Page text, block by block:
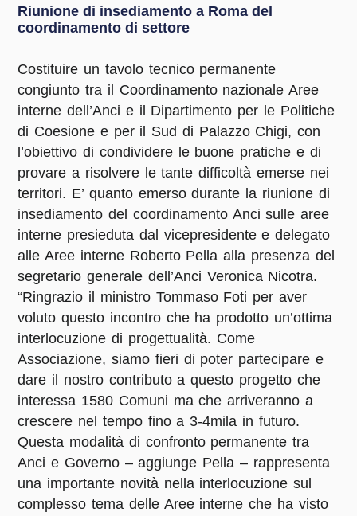
Riunione di insediamento a Roma del
coordinamento di settore
Costituire un tavolo tecnico permanente
congiunto tra il Coordinamento nazionale Aree
interne dell’Anci e il Dipartimento per le Politiche
di Coesione e per il Sud di Palazzo Chigi, con
l’obiettivo di condividere le buone pratiche e di
provare a risolvere le tante difficoltà emerse nei
territori. E’ quanto emerso durante la riunione di
insediamento del coordinamento Anci sulle aree
interne presieduta dal vicepresidente e delegato
alle Aree interne Roberto Pella alla presenza del
segretario generale dell’Anci Veronica Nicotra.
“Ringrazio il ministro Tommaso Foti per aver
voluto questo incontro che ha prodotto un’ottima
interlocuzione di progettualità. Come
Associazione, siamo fieri di poter partecipare e
dare il nostro contributo a questo progetto che
interessa 1580 Comuni ma che arriveranno a
crescere nel tempo fino a 3-4mila in futuro.
Questa modalità di confronto permanente tra
Anci e Governo – aggiunge Pella – rappresenta
una importante novità nella interlocuzione sul
complesso tema delle Aree interne che ha visto